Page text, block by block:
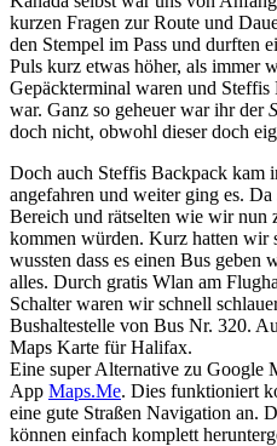
kurzen Fragen zur Route und
den Stempel im Pass und durften
Puls kurz etwas höher, als immer
Gepäckterminal waren und
war. Ganz so geheuer war ihr der
doch nicht, obwohl dieser doch
Doch auch Steffis Backpack kam
angefahren und weiter ging es.
Bereich und rätselten wie wir nun
kommen würden. Kurz hatten wir
wussten dass es einen Bus geben
alles. Durch gratis Wlan am
Schalter waren wir schnell
Bushaltestelle von Bus Nr. 320.
Maps Karte für Halifax.
Eine super Alternative zu Google
App Maps.Me. Dies funktioniert
eine gute Straßen Navigation an.
können einfach komplett